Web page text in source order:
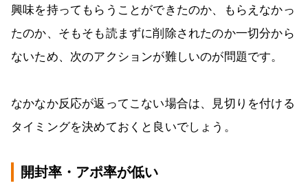
興味を持ってもらうことができたのか、もらえなかっ
たのか、そもそも読まずに削除されたのか一切分から
ないため、次のアクションが難しいのが問題です。
なかなか反応が返ってこない場合は、見切りを付ける
タイミングを決めておくと良いでしょう。
開封率・アポ率が低い